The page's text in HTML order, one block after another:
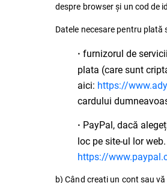
despre browser și un cod de
Datele necesare pentru plată
· furnizorul de
plata (care sunt
aici: https://
cardului
· PayPal, dacă
loc pe site-ul lor
https://
b) Când creați un cont sau